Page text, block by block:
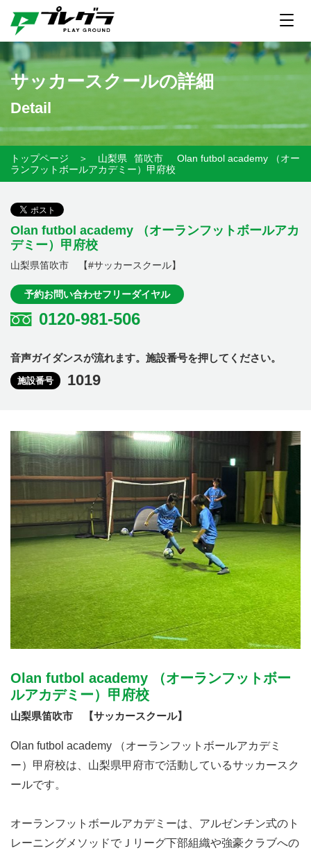
サッカースクールの詳細
Detail
トップページ ＞ 山梨県 笛吹市
Olan futbol academy （オー
ランフットボールアカデミー）甲府校
Olan futbol academy （オーランフットボールアカ
デミー）甲府校
山梨県笛吹市 【#サッカースクール】
予約お問い合わせフリーダイヤル
0120-981-506
音声ガイダンスが流れます。施設番号を押してください。
施設番号 1019
Olan futbol academy （オーランフットボー
ルアカデミー）甲府校
山梨県笛吹市 【サッカースクール】
Olan futbol academy （オーランフットボールアカデミ
ー）甲府校は、山梨県甲府市で活動しているサッカースク
ールです。
オーランフットボールアカデミーは、アルゼンチン式のト
レーニングメソッドでＪリーグ下部組織や強豪クラブへの